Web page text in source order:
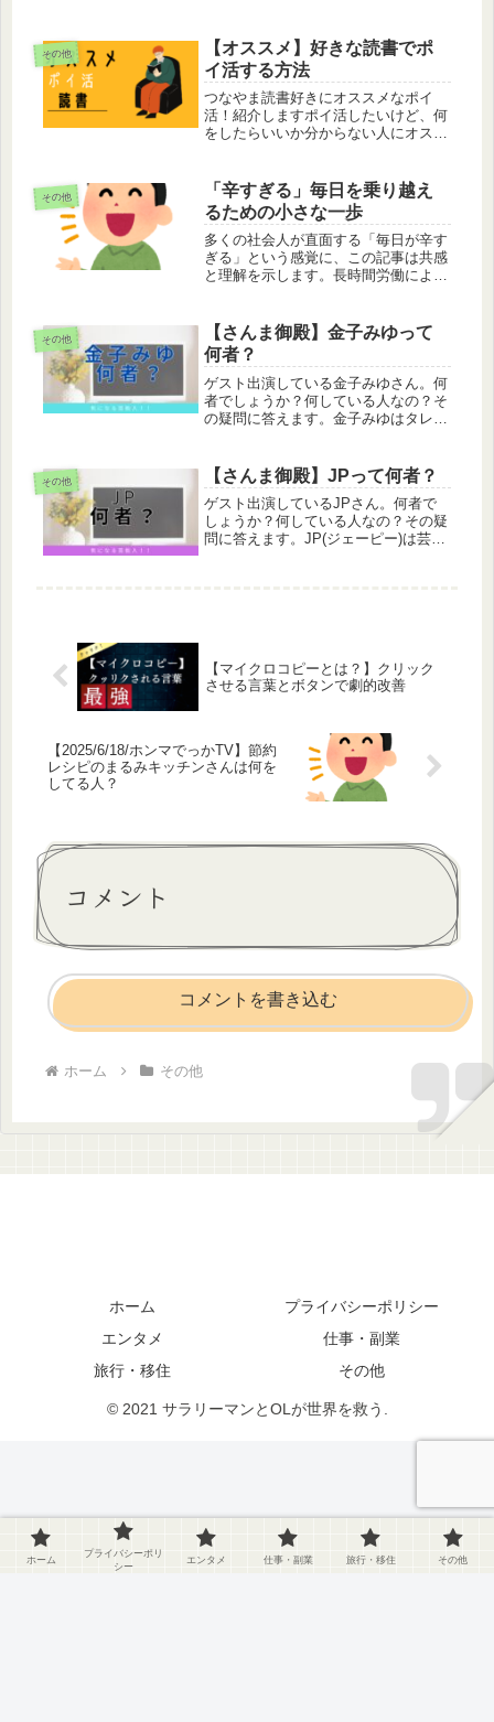
502 元凶の粉砕...
その他
【オススメ】好きな読書でポ
イ活する方法
つなやま読書好きにオススメなポイ
活！紹介しますポイ活したいけど、何
をしたらいいか分からない人にオスス
の読んだ本を紹介すると、ポイントが
貯まるサービスです。趣味の読書を最
大限...
その他
「辛すぎる」毎日を乗り越え
るための小さな一歩
多くの社会人が直面する「毎日が辛す
ぎる」という感覚に、この記事は共感
と理解を示します。長時間労働による
れらは決して一人だけの問題ではあり
ません。この記事を通して、少しでも
そ...
その他
【さんま御殿】金子みゆって
何者？
ゲスト出演している金子みゆさん。何
者でしょうか？何している人なの？そ
の疑問に答えます。金子みゆはタレン
レントとして活動しています。 この
投稿をInstagramで見る 金子...
その他 【さんま御殿】JPって何者？
ゲスト出演しているJPさん。何者で
しょうか？何している人なの？その疑
問に答えます。JP(ジェーピー)は芸人
【マイクロコピーとは？】クリック
させる言葉とボタンで劇的改善
【2025/6/18/ホンマでっかTV】節約
レシピのまるみキッチンさんは何を
してる人？
コメント
コメントを書き込む
ホーム その他
ホーム
プライバシーポリシー
エンタメ
仕事・副業
旅行・移住
その他
© 2021 サラリーマンとOLが世界を救う.
ホーム
プライバシーポリ
シー
エンタメ 仕事・副業 旅行・移住 その他